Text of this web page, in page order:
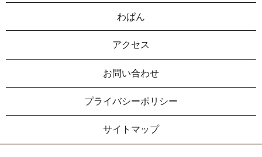
わぱん
アクセス
お問い合わせ
プライバシーポリシー
サイトマップ